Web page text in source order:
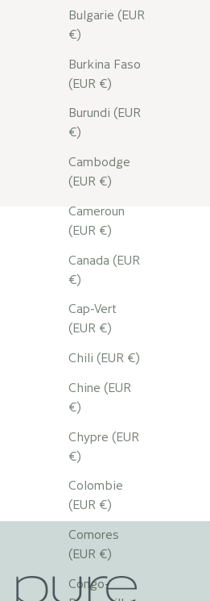
Bulgarie (EUR
€)
Burkina Faso
(EUR €)
Burundi (EUR
€)
Cambodge
(EUR €)
Cameroun
(EUR €)
Canada (EUR
€)
Cap-Vert
(EUR €)
Chili (EUR €)
Chine (EUR
€)
Chypre (EUR
€)
Colombie
(EUR €)
Comores
(EUR €)
Congo-
En savoir plus